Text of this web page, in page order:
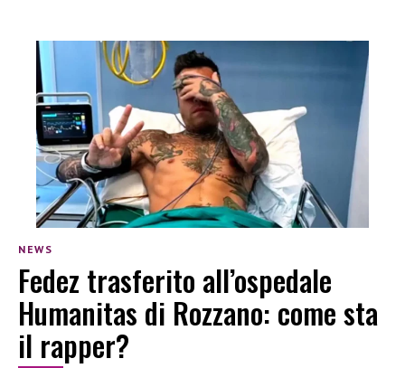
NEWS
Fedez trasferito all’ospedale
Humanitas di Rozzano: come sta
il rapper?